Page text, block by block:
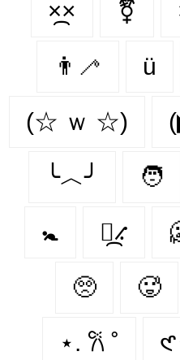
×᷼× ⚧
👨‍🦯‍ ü
(☆ ｗ ☆)
╰︿╯ 🧑
🚼 ⳻᷼⳺
🥺️ 🥵️
⋆. 𐙚 ˚